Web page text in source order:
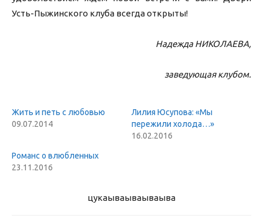
Усть-Пыжинского клуба всегда открыты!
Надежда НИКОЛАЕВА,
заведующая клубом.
Жить и петь с любовью
09.07.2014
Лилия Юсупова: «Мы
пережили холода…»
16.02.2016
Романс о влюбленных
23.11.2016
цукаываываываыва